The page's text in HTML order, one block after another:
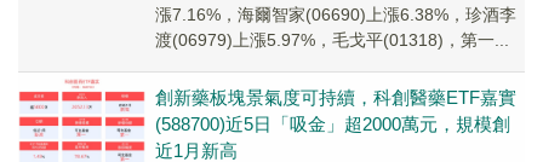
漲7.16%，海爾智家(06690)上漲6.38%，珍酒李
渡(06979)上漲5.97%，毛戈平(01318)，第一...
創新藥板塊景氣度可持續，科創醫藥ETF嘉實
(588700)近5日「吸金」超2000萬元，規模創
近1月新高